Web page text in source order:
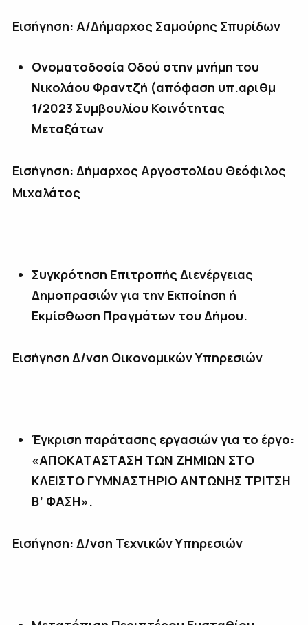
Εισήγηση: A/Δήμαρχος Σαμούρης Σπυρίδων
Ονοματοδοσία Οδού στην μνήμη του
Νικολάου Φραντζή (απόφαση υπ.αριθμ
1/2023 Συμβουλίου Κοινότητας
Μεταξάτων
Εισήγηση: Δήμαρχος Αργοστολίου Θεόφιλος
Μιχαλάτος
Συγκρότηση Επιτροπής Διενέργειας
Δημοπρασιών για την Εκποίηση ή
Εκμίσθωση Πραγμάτων του Δήμου.
Εισήγηση Δ/νση Οικονομικών Υπηρεσιών
Έγκριση παράτασης εργασιών για το έργο:
«ΑΠΟΚΑΤΑΣΤΑΣΗ ΤΩΝ ΖΗΜΙΩΝ ΣΤΟ
ΚΛΕΙΣΤΟ ΓΥΜΝΑΣΤΗΡΙΟ ΑΝΤΩΝΗΣ ΤΡΙΤΣΗ
Β’ ΦΑΣΗ».
Εισήγηση: Δ/νση Τεχνικών Υπηρεσιών